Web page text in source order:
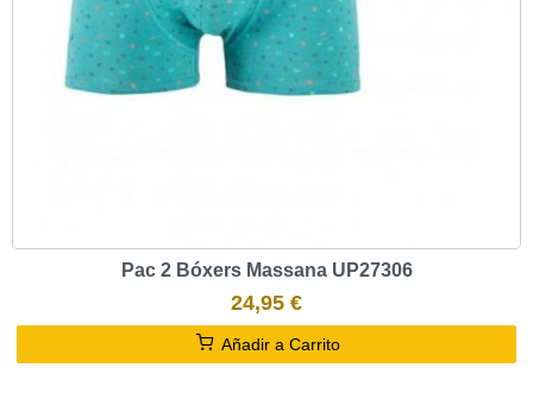
Pac 2 Bóxers Massana UP27306
24,95 €
Añadir a Carrito